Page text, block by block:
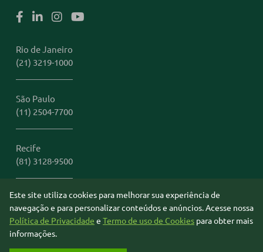
Rio de Janeiro
(21) 3219-1000
São Paulo
(11) 2504-7700
Recife
(81) 3128-9500
Miami
1 (305) 306-2401
© 2026 B&T Câmbio. Todos os direitos reservados.
Este site utiliza cookies para melhorar sua experiência de
navegação e para personalizar conteúdos e anúncios. Acesse nossa
Política de Privacidade e Termo de uso de Cookies para obter mais
informações.